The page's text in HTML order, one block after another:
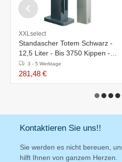
XXLselect
Standascher Totem Schwarz -
12,5 Liter - Bis 3750 Kippen -
400x260x(h)1040mm
3 - 5 Werktage
281,48 €
Kontaktieren Sie uns!!
Sie werden es nicht bereuen,
hilft Ihnen von ganzem Herzen.